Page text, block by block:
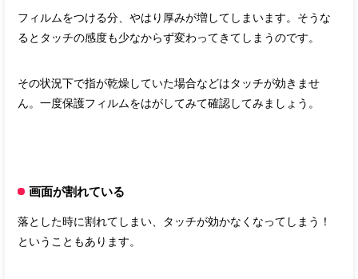
フィルムをつける分、やはり厚みが増してしまいます。そうな
るとタッチの感度も少なからず変わってきてしまうのです。
その状況下で指が乾燥していた場合などはタッチが効きませ
ん。一度保護フィルムをはがしてみて確認してみましょう。
画面が割れている
落とした時に割れてしまい、タッチが効かなくなってしまう！
ということもあります。